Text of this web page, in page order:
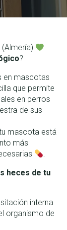
?
en mascotas
que permite
en perros
de sus
mascota está
más
.
heces de tu
interna
organismo de